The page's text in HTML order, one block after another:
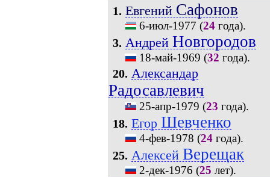
1. Евгений Сафонов
6-июл-1977 (24года).
3. Андрей Новгородов
18-май-1969 (32 года).
20. Александар
Радосавлевич
25-апр-1979 (23 года).
18. Егор Шевченко
4-фев-1978 (24года).
25. Алексей Верещак
2-дек-1976 (25 лет).